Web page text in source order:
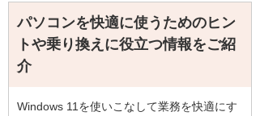
パソコンを快適に使うためのヒン
トや乗り換えに役立つ情報をご紹
介
Windows 11を使いこなして業務を快適にす